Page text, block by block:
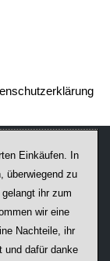
Einkäufen. In
überwiegend zu
ihr zum
wir ei­ne
Nachteile, ihr
und dafür danke